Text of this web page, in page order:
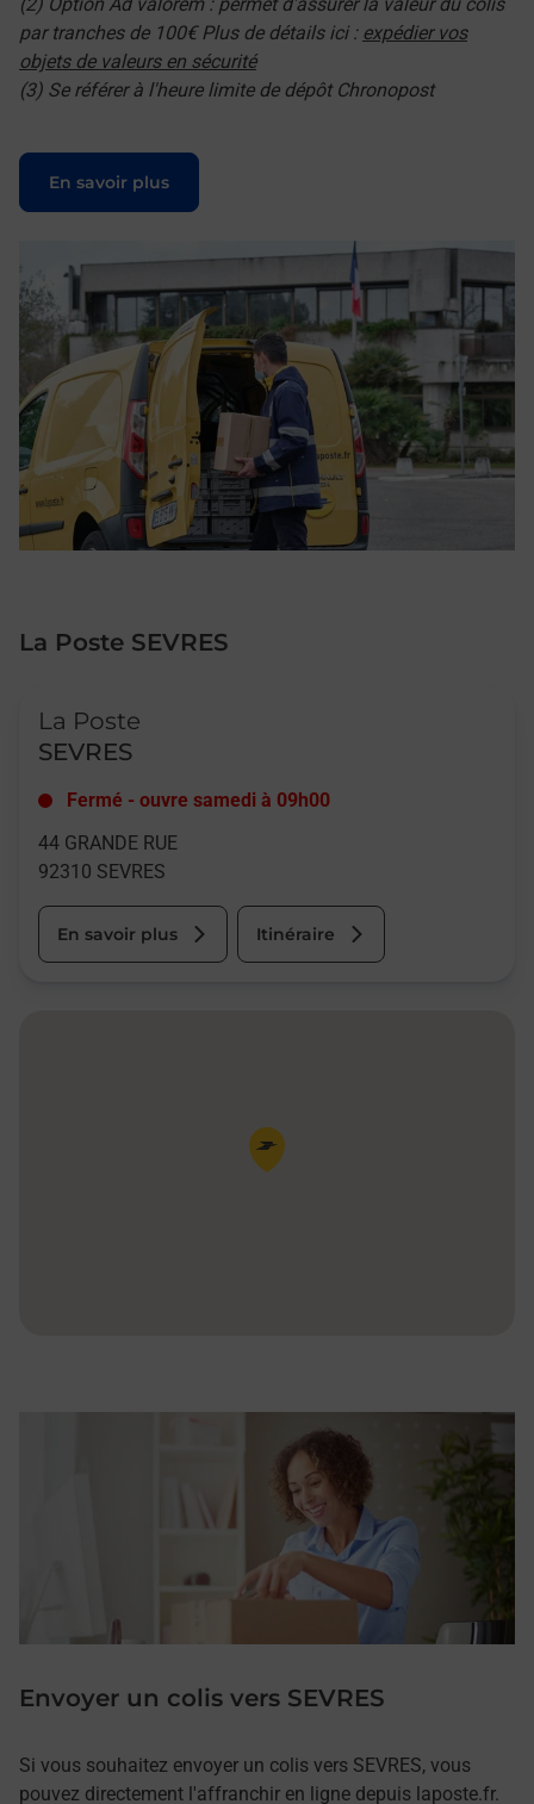
par tranches de 100€ Plus de détails ici : expédier vos
objets de valeurs en sécurité
(3) Se référer à l'heure limite de dépôt Chronopost
En savoir plus
Le lien s'ouvre dans un nouvel onglet
La Poste SEVRES
La Poste
SEVRES
Fermé - ouvre samedi à 09h00
44 GRANDE RUE
92310 SEVRES
En savoir plus Itinéraire
Pin de la carte
Envoyer un colis vers SEVRES
Si vous souhaitez envoyer un colis vers SEVRES, vous
pouvez directement l'affranchir en ligne depuis laposte.fr.